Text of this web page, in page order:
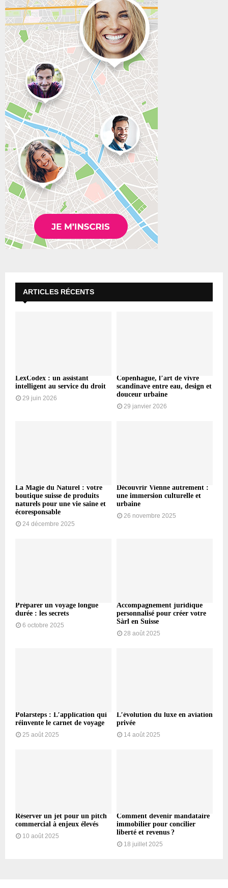
ARTICLES RÉCENTS
LexCodex : un assistant
intelligent au service du droit
29 juin 2026
Copenhague, l’art de vivre
scandinave entre eau, design et
douceur urbaine
29 janvier 2026
La Magie du Naturel : votre
boutique suisse de produits
naturels pour une vie saine et
écoresponsable
24 décembre 2025
Découvrir Vienne autrement :
une immersion culturelle et
urbaine
26 novembre 2025
Préparer un voyage longue
durée : les secrets
6 octobre 2025
Accompagnement juridique
personnalisé pour créer votre
Sàrl en Suisse
28 août 2025
Polarsteps : L’application qui
réinvente le carnet de voyage
25 août 2025
L’évolution du luxe en aviation
privée
14 août 2025
Réserver un jet pour un pitch
commercial à enjeux élevés
10 août 2025
Comment devenir mandataire
immobilier pour concilier
liberté et revenus ?
18 juillet 2025